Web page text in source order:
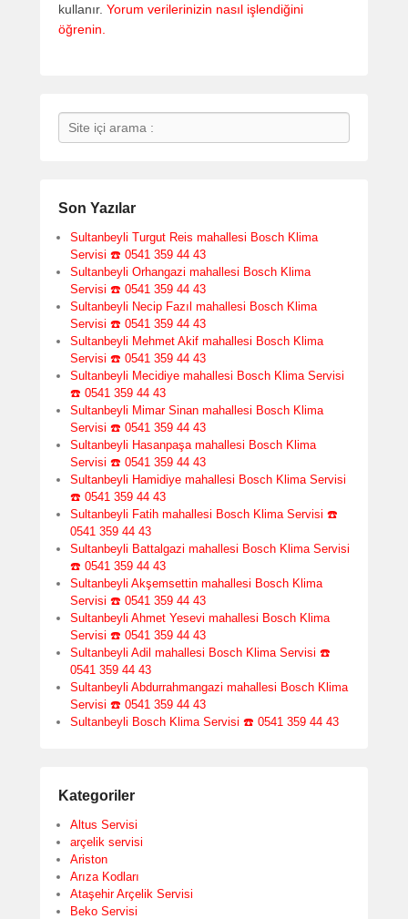
kullanır. Yorum verilerinizin nasıl işlendiğini
öğrenin.
Search
Son Yazılar
Sultanbeyli Turgut Reis mahallesi Bosch Klima
Servisi ☎️ 0541 359 44 43
Sultanbeyli Orhangazi mahallesi Bosch Klima
Servisi ☎️ 0541 359 44 43
Sultanbeyli Necip Fazıl mahallesi Bosch Klima
Servisi ☎️ 0541 359 44 43
Sultanbeyli Mehmet Akif mahallesi Bosch Klima
Servisi ☎️ 0541 359 44 43
Sultanbeyli Mecidiye mahallesi Bosch Klima Servisi
☎️ 0541 359 44 43
Sultanbeyli Mimar Sinan mahallesi Bosch Klima
Servisi ☎️ 0541 359 44 43
Sultanbeyli Hasanpaşa mahallesi Bosch Klima
Servisi ☎️ 0541 359 44 43
Sultanbeyli Hamidiye mahallesi Bosch Klima Servisi
☎️ 0541 359 44 43
Sultanbeyli Fatih mahallesi Bosch Klima Servisi ☎️
0541 359 44 43
Sultanbeyli Battalgazi mahallesi Bosch Klima Servisi
☎️ 0541 359 44 43
Sultanbeyli Akşemsettin mahallesi Bosch Klima
Servisi ☎️ 0541 359 44 43
Sultanbeyli Ahmet Yesevi mahallesi Bosch Klima
Servisi ☎️ 0541 359 44 43
Sultanbeyli Adil mahallesi Bosch Klima Servisi ☎️
0541 359 44 43
Sultanbeyli Abdurrahmangazi mahallesi Bosch Klima
Servisi ☎️ 0541 359 44 43
Sultanbeyli Bosch Klima Servisi ☎️ 0541 359 44 43
Kategoriler
Altus Servisi
arçelik servisi
Ariston
Arıza Kodları
Ataşehir Arçelik Servisi
Beko Servisi